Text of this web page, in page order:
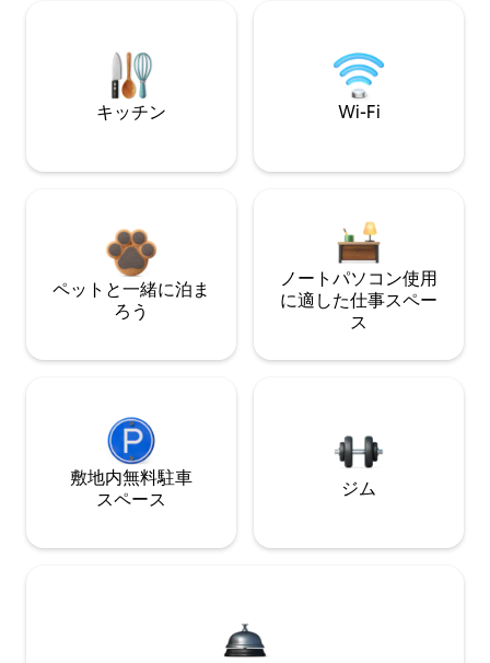
キッチン Wi-Fi
ペットと一緒に泊ま
ろう
ノートパソコン使用
に適した仕事スペー
ス
敷地内無料駐⁠車
ス⁠ペ⁠ー⁠ス
ジム